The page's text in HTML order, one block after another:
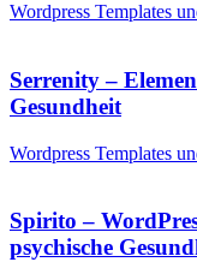
Wordpress Templates
Serrenity –
Gesundheit
Wordpress Templates
Spirito –
psychische